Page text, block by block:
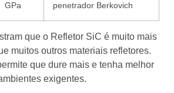
GPa
penetrador Berkovich
que o Refletor SiC é muito mais
muitos outros materiais refletores.
que dure mais e tenha melhor
exigentes.